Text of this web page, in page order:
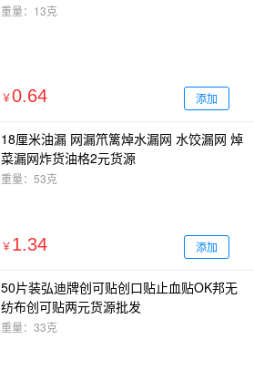
重量：13克
￥0.64 添加
18厘米油漏 网漏笊篱焯水漏网 水饺漏网 焯
菜漏网炸货油格2元货源
重量：53克
￥ 1.34 添加
50片装弘迪牌创可贴创口贴止血贴OK邦无
纺布创可贴两元货源批发
重量：33克